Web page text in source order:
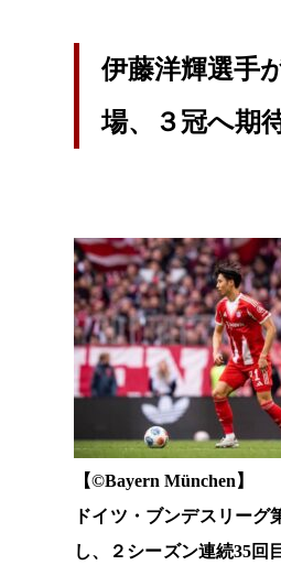
伊藤洋輝選手
場、３冠へ期
【©️Bayern München】
ドイツ・ブンデスリー
し、２シーズン連続35回